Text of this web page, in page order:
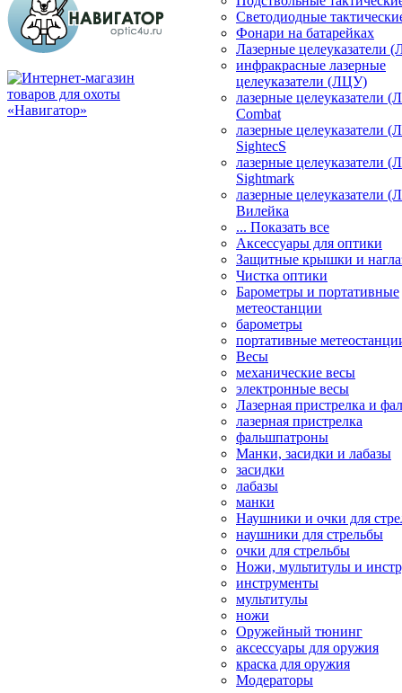
Светодиодные
Фонари на батарейках
Лазерные целеуказатели
инфракрасные лазерные
целеуказатели (ЛЦУ)
лазерные целеуказатели
Combat
лазерные целеуказатели
SightecS
лазерные целеуказатели
Sightmark
лазерные целеуказатели
Вилейка
... Показать все
Аксессуары для оптики
Защитные крышки и
Чистка оптики
Барометры и портативные
метеостанции
барометры
портативные
Весы
механические весы
электронные весы
Лазерная пристрелка и
лазерная пристрелка
фальшпатроны
Манки, засидки и лабазы
засидки
лабазы
манки
Наушники и очки для
наушники для стрельбы
очки для стрельбы
Ножи, мультитулы и
инструменты
мультитулы
ножи
Оружейный тюнинг
аксессуары для оружия
краска для оружия
Модераторы